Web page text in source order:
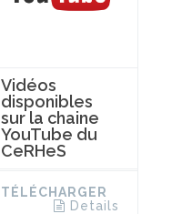
Vidéos
disponibles
sur la chaine
YouTube du
CeRHeS
TÉLÉCHARGER
Details